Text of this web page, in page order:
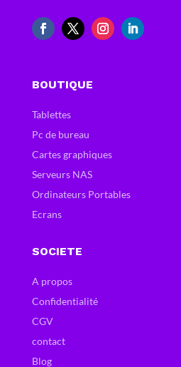
BOUTIQUE
Tablettes
Pc de bureau
Cartes graphiques
Serveurs NAS
Ordinateurs Portables
Ecrans
SOCIETE
A propos
Confidentialité
CGV
contact
Blog